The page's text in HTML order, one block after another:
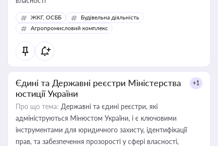
ЖКГ, ОСББ
Будівельна діяльність
Агропромисловий комплекс
Єдині та Державні реєстри Міністерства
юстиції України
+1
Про що тема: Державні та єдині реєстри, які
адмініструються Мінюстом України, і є ключовими
інструментами для юридичного захисту, ідентифікації
прав, та забезпечення прозорості у сфері власності,